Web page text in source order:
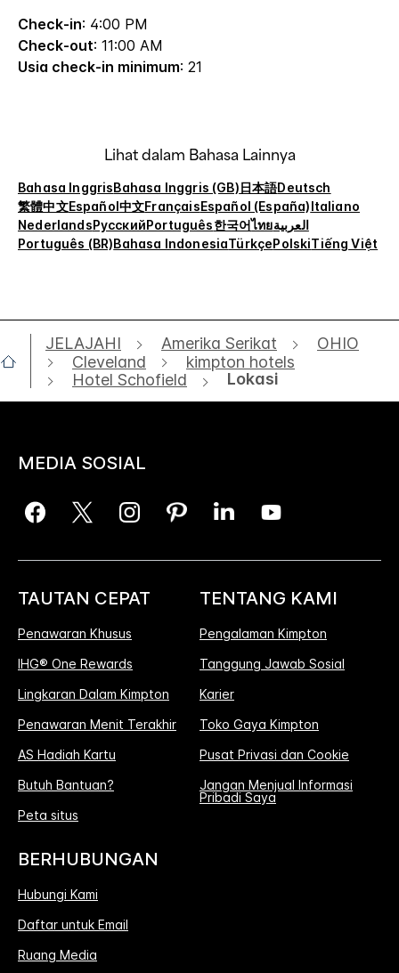
Check-in: 4:00 PM
Check-out: 11:00 AM
Usia check-in minimum: 21
Lihat dalam Bahasa Lainnya
Bahasa InggrisBahasa Inggris (GB)日本語Deutsch
繁體中文Español中文FrançaisEspañol (España)Italiano
NederlandsРусскийPortuguês한국어ไทยالعربية
Português (BR)Bahasa IndonesiaTürkçePolskiTiếng Việt
JELAJAHI Amerika Serikat
OHIO
Cleveland
kimpton hotels
Hotel Schofield
Lokasi
MEDIA SOSIAL
TAUTAN CEPAT
Penawaran Khusus
IHG® One Rewards
Lingkaran Dalam Kimpton
Penawaran Menit Terakhir
AS Hadiah Kartu
Butuh Bantuan?
Peta situs
TENTANG KAMI
Pengalaman Kimpton
Tanggung Jawab Sosial
Karier
Toko Gaya Kimpton
Pusat Privasi dan Cookie
Jangan Menjual Informasi
Pribadi Saya
BERHUBUNGAN
Hubungi Kami
Daftar untuk Email
Ruang Media